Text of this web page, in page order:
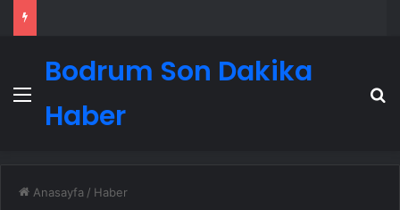
Menü
Bodrum Son Dakika
Haber
Anasayfa / Haber